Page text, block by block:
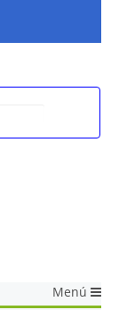
Menú